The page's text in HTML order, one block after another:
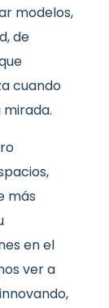
modelos,
de
cuando
más
en el
ver a